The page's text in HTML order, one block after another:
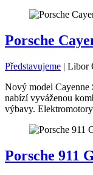
Porsche
Představujeme | Libor
Nový model Cayenne
nabízí vyváženou
výbavy.
Porsche 911